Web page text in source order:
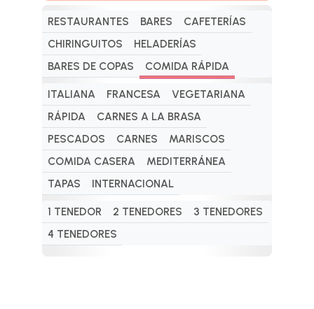
RESTAURANTES BARES
CAFETERÍAS
CHIRINGUITOS
HELADERÍAS
BARES DE COPAS
COMIDA RÁPIDA
ITALIANA FRANCESA
VEGETARIANA
RÁPIDA
CARNES A LA BRASA
PESCADOS
CARNES
MARISCOS
COMIDA CASERA
MEDITERRÁNEA
TAPAS
INTERNACIONAL
1 TENEDOR 2 TENEDORES
3 TENEDORES
4 TENEDORES